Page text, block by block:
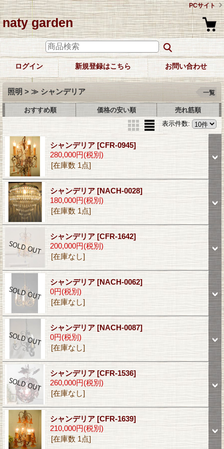
PCサイト
naty garden
ログイン 新規登録はこちら お問い合わせ
照明 > ≫ シャンデリア 一覧
おすすめ順 価格の安い順
売れ筋順
表示件数:
シャンデリア [CFR-0945]
280,000円(税別)
[在庫数 1点]
シャンデリア [NACH-0028]
180,000円(税別)
[在庫数 1点]
シャンデリア [CFR-1642]
200,000円(税別)
[在庫なし]
シャンデリア [NACH-0062]
0円(税別)
[在庫なし]
シャンデリア [NACH-0087]
0円(税別)
[在庫なし]
シャンデリア [CFR-1536]
260,000円(税別)
[在庫なし]
シャンデリア [CFR-1639]
210,000円(税別)
[在庫数 1点]